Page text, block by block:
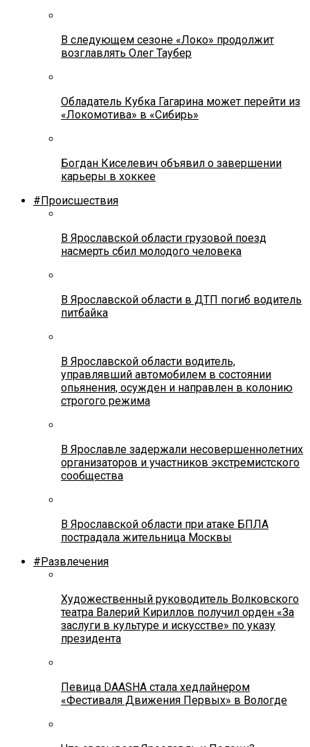
В следующем сезоне «Локо» продолжит
возглавлять Олег Таубер
Обладатель Кубка Гагарина может перейти из
«Локомотива» в «Сибирь»
Богдан Киселевич объявил о завершении
карьеры в хоккее
#Происшествия
В Ярославской области грузовой поезд
насмерть сбил молодого человека
В Ярославской области в ДТП погиб водитель
питбайка
В Ярославской области водитель,
управлявший автомобилем в состоянии
опьянения, осужден и направлен в колонию
строгого режима
В Ярославле задержали несовершеннолетних
организаторов и участников экстремистского
сообщества
В Ярославской области при атаке БПЛА
пострадала жительница Москвы
#Развлечения
Художественный руководитель Волковского
театра Валерий Кириллов получил орден «За
заслуги в культуре и искусстве» по указу
президента
Певица DAASHA стала хедлайнером
«Фестиваля Движения Первых» в Вологде